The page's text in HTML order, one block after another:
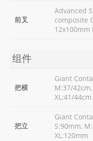
前叉
Advanced
composite
组件
把横
Giant
M:37/
XL:41/44cm
把立
Giant
S:90mm,
XL:120mm